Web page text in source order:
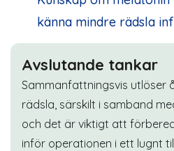
känna mindre rädsla
Avslutande tankar
Sammanfattningsvis utlöser
rädsla, särskilt i samband
och det är viktigt att
inför operationen i ett lugnt